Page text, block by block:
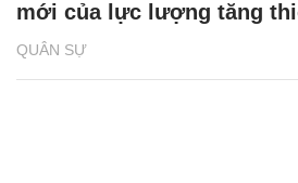
QUÂN SỰ
mới của lực lượng tăng